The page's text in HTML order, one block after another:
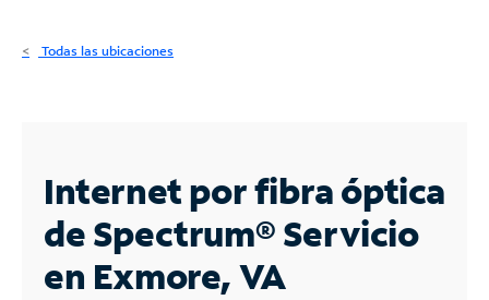
Business
Contáctanos
Todas las ubicaciones
Internet por fibra óptica
de Spectrum®Servicio
en Exmore, VA